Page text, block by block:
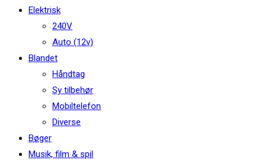
Elektrisk
240V
Auto (12v)
Blandet
Håndtag
Sy tilbehør
Mobiltelefon
Diverse
Bøger
Musik, film & spil